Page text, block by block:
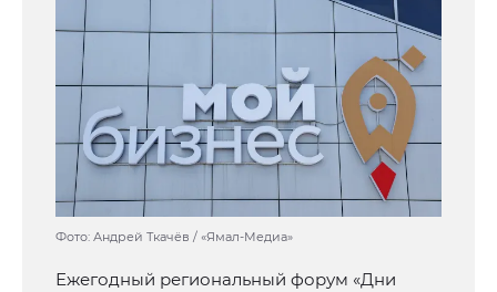
Фото: Андрей Ткачёв / «Ямал-Медиа»
Ежегодный региональный форум «Дни